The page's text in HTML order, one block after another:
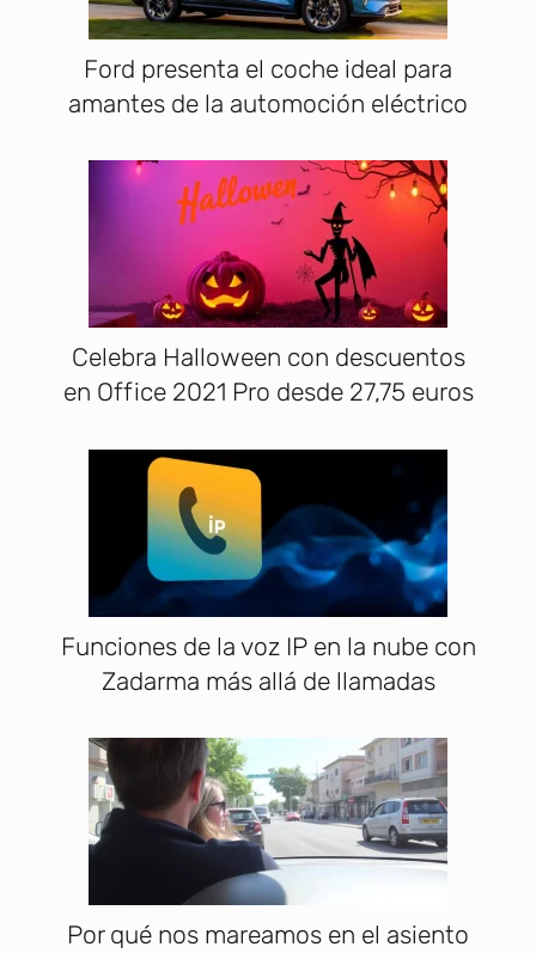
Ford presenta el coche ideal para
amantes de la automoción eléctrico
Celebra Halloween con descuentos
en Office 2021 Pro desde 27,75 euros
Funciones de la voz IP en la nube con
Zadarma más allá de llamadas
Por qué nos mareamos en el asiento